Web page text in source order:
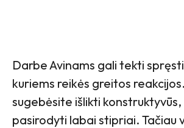
Darbe Avinams gali tekti
kuriems reikės greitos
sugebėsite išlikti
pasirodyti labai stipriai. Tačiau